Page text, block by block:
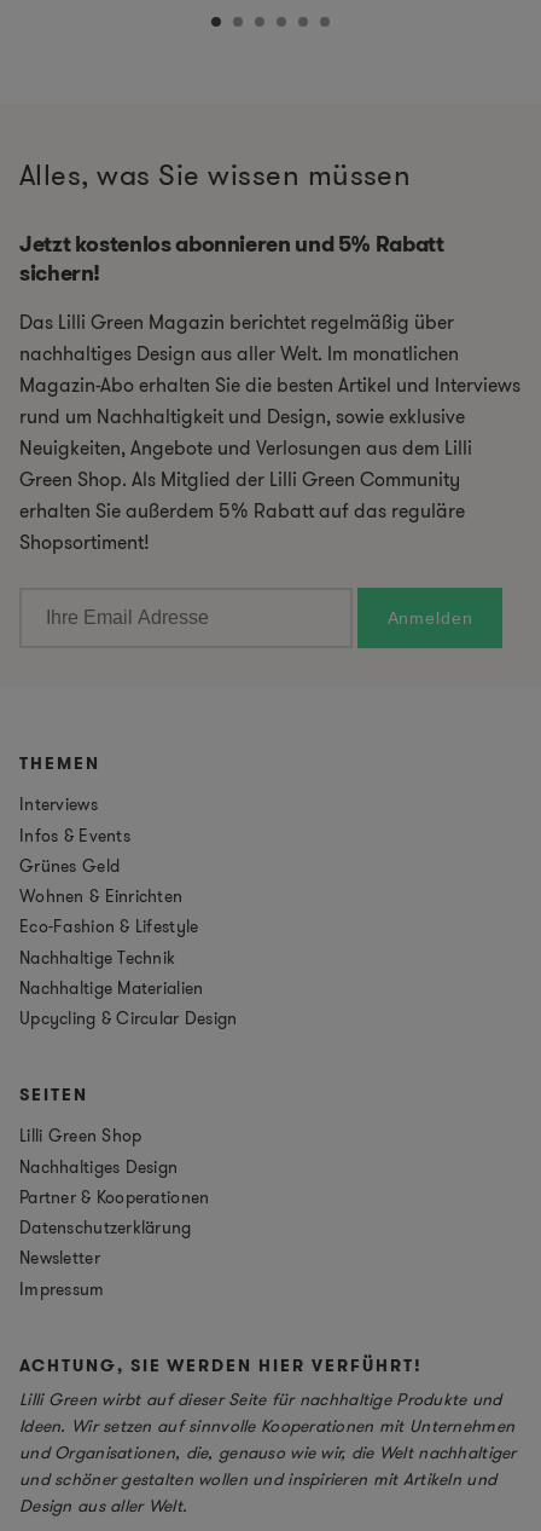
Alles, was Sie wissen müssen
Jetzt kostenlos abonnieren und 5% Rabatt
sichern!
Das Lilli Green Magazin berichtet regelmäßig über
nachhaltiges Design aus aller Welt. Im monatlichen
Magazin-Abo erhalten Sie die besten Artikel und Interviews
rund um Nachhaltigkeit und Design, sowie exklusive
Neuigkeiten, Angebote und Verlosungen aus dem Lilli
Green Shop. Als Mitglied der Lilli Green Community
erhalten Sie außerdem 5% Rabatt auf das reguläre
Shopsortiment!
THEMEN
Interviews
Infos & Events
Grünes Geld
Wohnen & Einrichten
Eco-Fashion & Lifestyle
Nachhaltige Technik
Nachhaltige Materialien
Upcycling & Circular Design
SEITEN
Lilli Green Shop
Nachhaltiges Design
Partner & Kooperationen
Datenschutzerklärung
Newsletter
Impressum
ACHTUNG, SIE WERDEN HIER VERFÜHRT!
Lilli Green wirbt auf dieser Seite für nachhaltige Produkte und
Ideen. Wir setzen auf sinnvolle Kooperationen mit Unternehmen
und Organisationen, die, genauso wie wir, die Welt nachhaltiger
und schöner gestalten wollen und inspirieren mit Artikeln und
Design aus aller Welt.